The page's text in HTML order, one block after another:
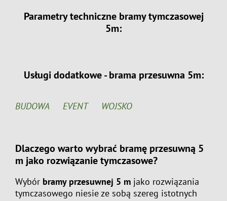
Parametry techniczne bramy tymczasowej
5m:
Usługi dodatkowe - brama przesuwna 5m:
BUDOWA EVENT WOJSKO
Dlaczego warto wybrać bramę przesuwną 5
m jako rozwiązanie tymczasowe?
Wybór bramy przesuwnej 5 m jako rozwiązania
tymczasowego niesie ze sobą szereg istotnych